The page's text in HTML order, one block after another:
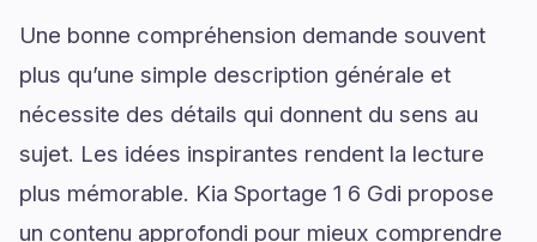
Une bonne compréhension demande souvent
plus qu’une simple description générale et
nécessite des détails qui donnent du sens au
sujet. Les idées inspirantes rendent la lecture
plus mémorable. Kia Sportage 1 6 Gdi propose
un contenu approfondi pour mieux comprendre